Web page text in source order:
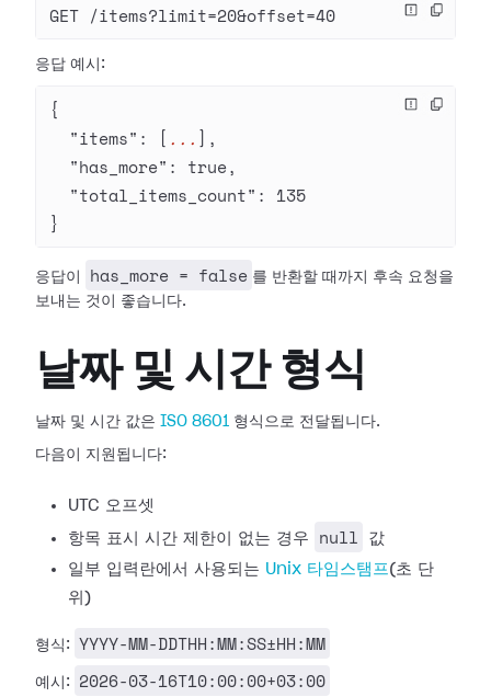
GET /items?limit=20&offset=40
응답 예시:
{
  "items"
: [ ... ],
  "has_more"
: true,
  "total_items_count"
: 135
}
응답이 has_more = false 를 반환할 때까지 후속 요청을
보내는 것이 좋습니다.
날짜 및 시간 형식
날짜 및 시간 값은 ISO 8601 형식으로 전달됩니다.
다음이 지원됩니다:
UTC 오프셋
항목 표시 시간 제한이 없는 경우
null
값
일부 입력란에서 사용되는 Unix 타임스탬프(초 단
위)
형식: YYYY-MM-DDTHH:MM:SS±HH:MM
예시: 2026-03-16T10:00:00+03:00